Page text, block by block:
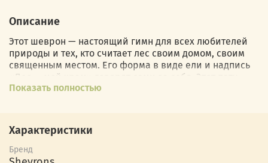
Описание
Этот шеврон — настоящий гимн для всех любителей
природы и тех, кто считает лес своим домом, своим
священным местом. Его форма в виде ели и надпись
«Лес — мой храм» говорят сами за себя. Этот патч
словно пропитан духом лесов, густой зеленью и
и гармонию, этот шеврон станет символом связи с
природой. Он говорит о том, что настоящий покой и
сила находятся не в стенах городских зданий, а среди
Показать полностью
Характеристики
Бренд